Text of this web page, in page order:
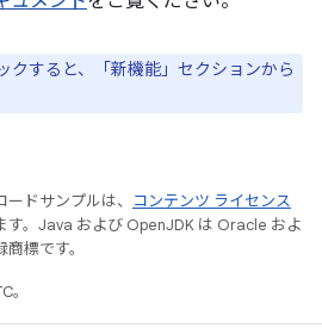
クすると、「新機能」セクションから
ドサンプルは、
コンテンツ ライセンス
す。Java および OpenJDK は Oracle およ
標です。